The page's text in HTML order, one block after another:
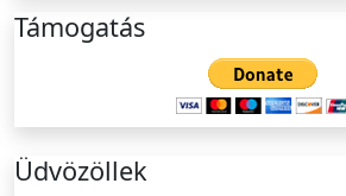
Támogatás
Üdvözöllek